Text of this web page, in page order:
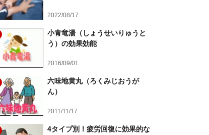
2022/08/17
小青竜湯（しょうせいりゅうと
う）の効果効能
2016/09/01
六味地黄丸（ろくみじおうが
ん）
2011/11/17
4タイプ別！疲労回復に効果的な